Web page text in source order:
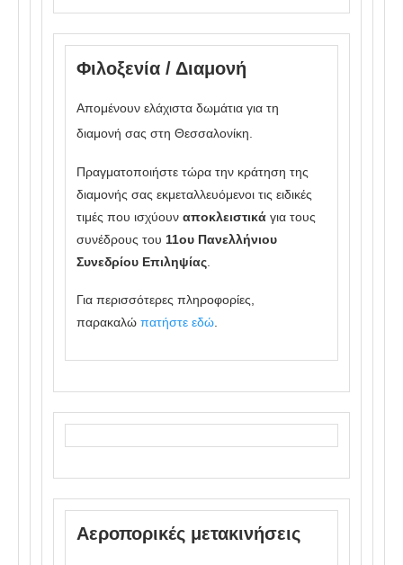
Φιλοξενία / Διαμονή
Απομένουν ελάχιστα δωμάτια για τη
διαμονή σας στη Θεσσαλονίκη.
Πραγματοποιήστε τώρα την κράτηση της
διαμονής σας εκμεταλλευόμενοι τις ειδικές
τιμές που ισχύουν αποκλειστικά για τους
συνέδρους του 11ου Πανελλήνιου
Συνεδρίου Επιληψίας.
Για περισσότερες πληροφορίες,
παρακαλώ πατήστε εδώ.
Αεροπορικές μετακινήσεις